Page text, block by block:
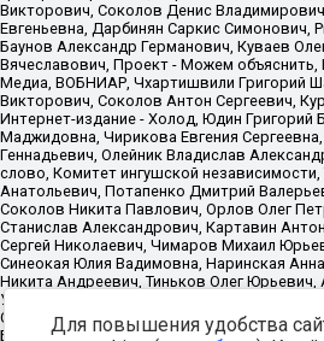
Для повышения удобства